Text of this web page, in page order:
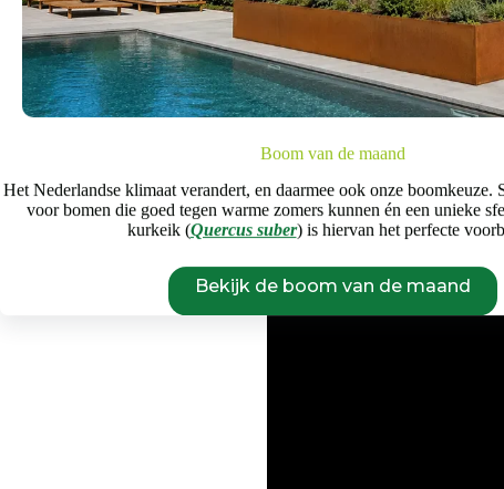
Boom van de maand
Het Nederlandse klimaat verandert, en daarmee ook onze boomkeuze.
voor bomen die goed tegen warme zomers kunnen én een unieke
kurkeik (Quercus suber) is hiervan het perfecte
Bekijk de boom van de maand
Voor
Grote, volwassen bomen
zoals smalle straten in stedelijk
proces in zijn werk gaat? Dat